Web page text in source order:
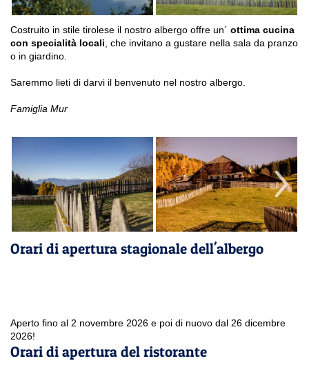
Costruito in stile tirolese il nostro albergo offre un´ ottima cucina
con specialità locali , che invitano a gustare nella sala da pranzo
o in giardino.
Saremmo lieti di darvi il benvenuto nel nostro albergo.
Famiglia Mur
Orari di apertura stagionale dell'albergo
Aperto fino al 2 novembre 2026 e poi di nuovo dal 26 dicembre
2026!
Orari di apertura del ristorante